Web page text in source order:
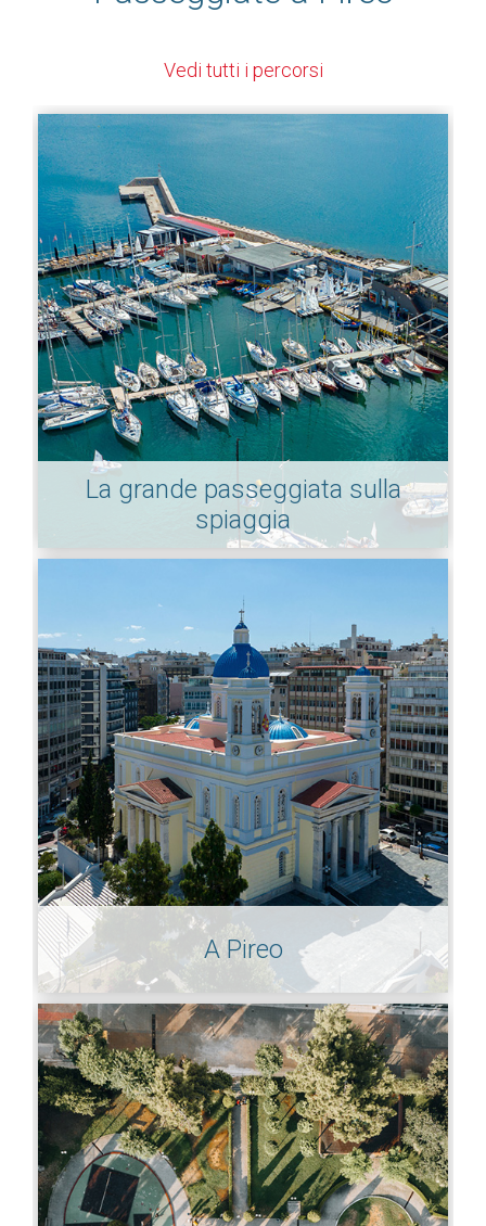
Vedi tutti i percorsi
La grande passeggiata sulla
spiaggia
A Pireo